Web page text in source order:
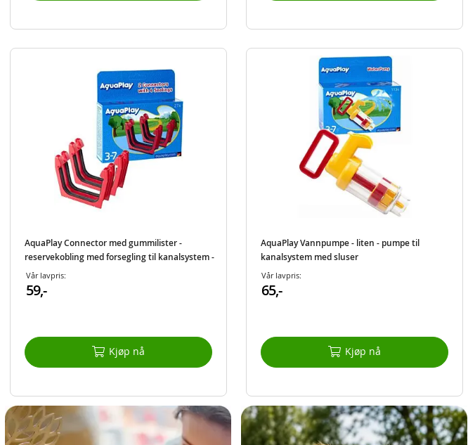
AquaPlay Connector med gummilister -
reservekobling med forsegling til kanalsystem -
2 stk
Vår lavpris:
59,-
Kjøp nå
AquaPlay Vannpumpe - liten - pumpe til
kanalsystem med sluser
Vår lavpris:
65,-
Kjøp nå